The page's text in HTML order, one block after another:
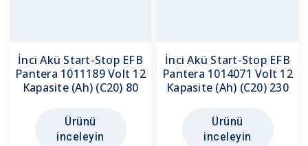
İnci Akü Start-Stop EFB
Pantera 1011189 Volt 12
Kapasite (Ah) (C20) 80
Ürünü
inceleyin
İnci Akü Start-Stop EFB
Pantera 1014071 Volt 12
Kapasite (Ah) (C20) 230
Ürünü
inceleyin